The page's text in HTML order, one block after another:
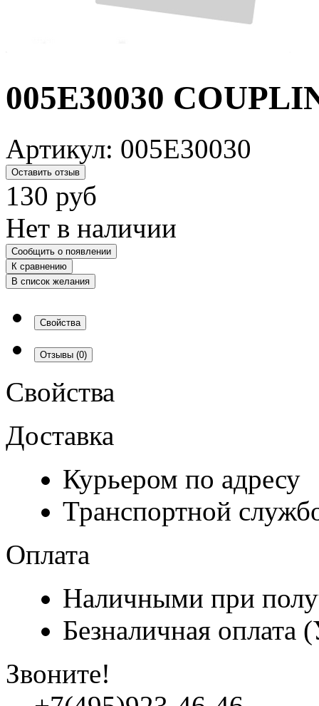
005E30030
Артикул: 005E30030
Оставить отзыв
130 руб
Нет в наличии
Сообщить о появлении
К сравнению
В список желания
Свойства
Отзывы (0)
Свойства
Доставка
Курьером по адресу
Транспортной
Оплата
Наличными при
Безналичная
Звоните!